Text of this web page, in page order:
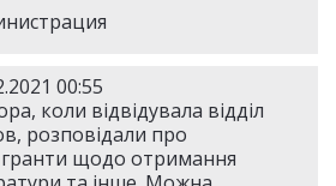
00:55
коли відвідувала відділ
розповідали про
гранти щодо отримання